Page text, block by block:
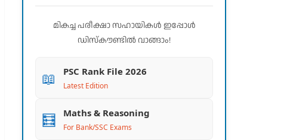
മികച്ച പരീക്ഷാ സഹായികൾ ഇപ്പോൾ
ഡിസ്കൗണ്ടിൽ വാങ്ങാം!
📖 PSC Rank File 2026
Latest Edition
🧮 Maths & Reasoning
For Bank/SSC Exams